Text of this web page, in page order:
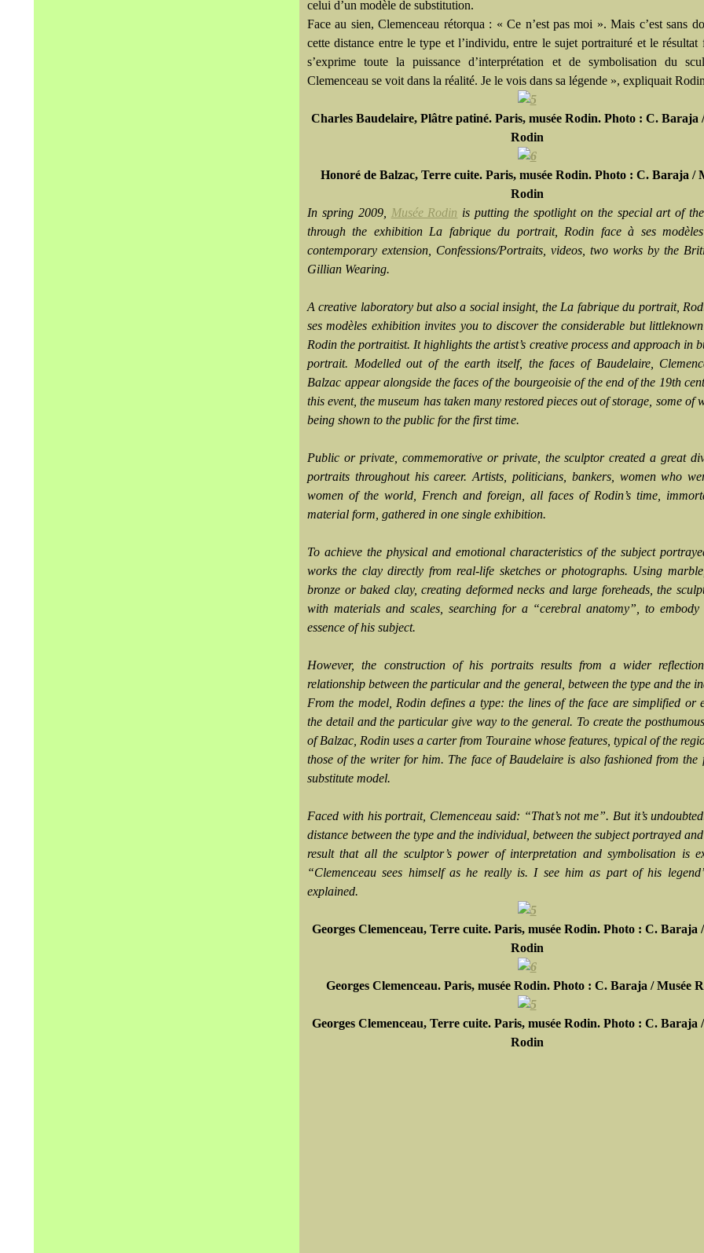
celui d’un modèle de substitution.
Face au sien, Clemenceau rétorqua : « Ce n’est pas moi ». Mais c’est sans
cette distance entre le type et l’individu, entre le sujet portraituré et le résultat
s’exprime toute la puissance d’interprétation et de symbolisation du
Clemenceau se voit dans la réalité. Je le vois dans sa légende », expliquait
Charles Baudelaire, Plâtre patiné. Paris, musée Rodin. Photo : C. Baraja
Rodin
Honoré de Balzac, Terre cuite. Paris, musée Rodin. Photo : C. Baraja /
Rodin
In spring 2009, Musée Rodin is putting the spotlight on the special art of
through the exhibition La fabrique du portrait, Rodin face à ses
contemporary extension, Confessions/Portraits, videos, two works by the
Gillian Wearing.
A creative laboratory but also a social insight, the La fabrique du portrait,
ses modèles exhibition invites you to discover the considerable but
Rodin the portraitist. It highlights the artist’s creative process and approach in
portrait. Modelled out of the earth itself, the faces of Baudelaire,
Balzac appear alongside the faces of the bourgeoisie of the end of the 19th
this event, the museum has taken many restored pieces out of storage, some of
being shown to the public for the first time.
Public or private, commemorative or private, the sculptor created a great
portraits throughout his career. Artists, politicians, bankers, women who
women of the world, French and foreign, all faces of Rodin’s time,
material form, gathered in one single exhibition.
To achieve the physical and emotional characteristics of the subject
works the clay directly from real-life sketches or photographs. Using
bronze or baked clay, creating deformed necks and large foreheads, the
with materials and scales, searching for a “cerebral anatomy”, to embody
essence of his subject.
However, the construction of his portraits results from a wider
relationship between the particular and the general, between the type and the
From the model, Rodin defines a type: the lines of the face are simplified or
the detail and the particular give way to the general. To create the
of Balzac, Rodin uses a carter from Touraine whose features, typical of the
those of the writer for him. The face of Baudelaire is also fashioned from the
substitute model.
Faced with his portrait, Clemenceau said: “That’s not me”. But it’s
distance between the type and the individual, between the subject portrayed
result that all the sculptor’s power of interpretation and symbolisation is
“Clemenceau sees himself as he really is. I see him as part of his
explained.
Georges Clemenceau, Terre cuite. Paris, musée Rodin. Photo : C. Baraja
Rodin
Georges Clemenceau. Paris, musée Rodin. Photo : C. Baraja / Musée
Georges Clemenceau, Terre cuite. Paris, musée Rodin. Photo : C. Baraja
Rodin